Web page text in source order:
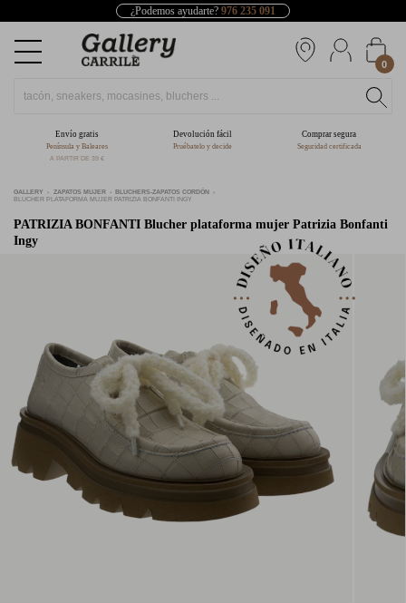
¿Podemos ayudarte? 976 235 091
0
Envío gratis
Península y Baleares
A PARTIR DE 39 €
Devolución fácil
Pruébatelo y decide
Comprar segura
Seguridad certificada
GALLERY ZAPATOS MUJER
BLUCHERS-ZAPATOS CORDÓN
BLUCHER PLATAFORMA MUJER PATRIZIA BONFANTI INGY
PATRIZIA BONFANTI Blucher plataforma mujer Patrizia Bonfanti
Ingy